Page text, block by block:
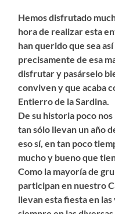
Hemos disfrutado
hora de realizar esta
han querido que sea
precisamente de esa
disfrutar y pasárselo
conviven y que acaba
Entierro de la Sardina.
De su historia poco
tan sólo llevan un año
eso sí, en tan poco
mucho y bueno que
Como la mayoría de
participan en nuestro
llevan esta fiesta en